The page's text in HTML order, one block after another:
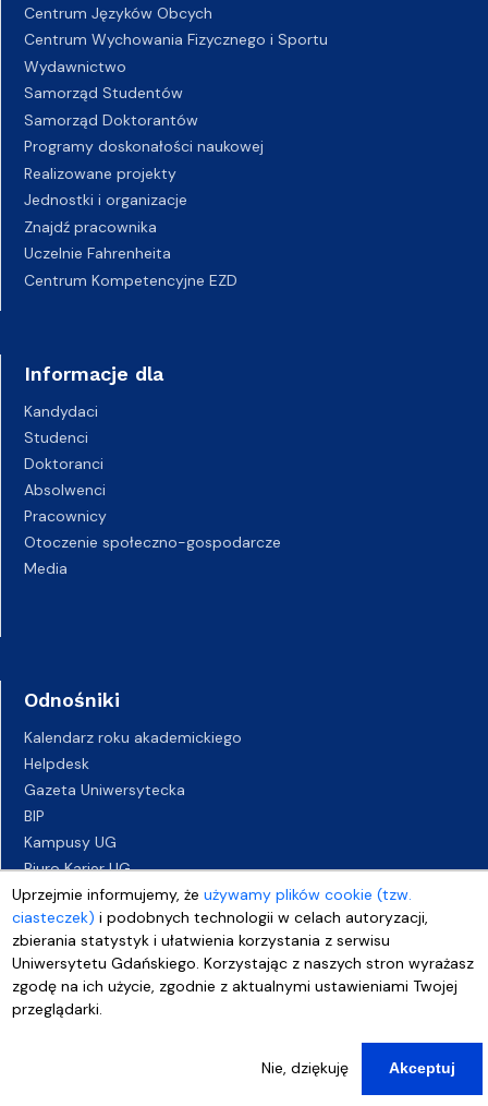
Uprzejmie informujemy, żeużywamy plików cookie (tzw.
ciasteczek) i podobnych technologii w celach autoryzacji,
zbierania statystyk i ułatwienia korzystania z serwisu
Uniwersytetu Gdańskiego. Korzystając z naszych stron wyrażasz
zgodę na ich użycie, zgodnie z aktualnymi ustawieniami Twojej
przeglądarki.
Nie, dziękuję Akceptuj
Centrum Języków Obcych
Centrum Wychowania Fizycznego i Sportu
Wydawnictwo
Samorząd Studentów
Samorząd Doktorantów
Programy doskonałości naukowej
Realizowane projekty
Jednostki i organizacje
Znajdź pracownika
Uczelnie Fahrenheita
Centrum Kompetencyjne EZD
Informacje dla
Kandydaci
Studenci
Doktoranci
Absolwenci
Pracownicy
Otoczenie społeczno-gospodarcze
Media
Odnośniki
Kalendarz roku akademickiego
Helpdesk
Gazeta Uniwersytecka
BIP
Kampusy UG
Biuro Karier UG
Oferty pracy
Deklaracja dostępności